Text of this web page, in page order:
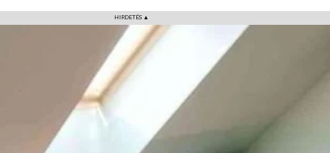
HIRDETÉS ▲